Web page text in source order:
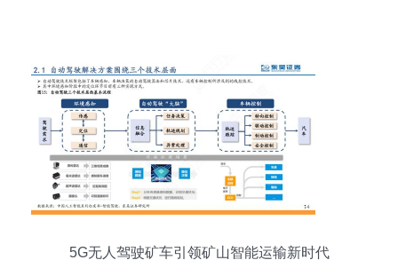
5G无人驾驶矿车引领矿山智能运输新时代